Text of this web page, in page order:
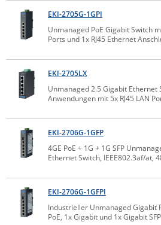
Guntermann & Drunck
High Sec Labs
HW group
IEC Lock
Ihse
Kerlink
Kramer Electronics
KVM TEC
Legrand
LigoWave
Milesight
EKI-2705G-1GPI
Unmanaged PoE Gigabit Switch
Ports und 1x RJ45 Ethernet
EKI-2705LX
Unmanaged 2.5 Gigabit Ethernet
Anwendungen mit 5x RJ45 LAN
EKI-2706G-1GFP
4GE PoE + 1G + 1G SFP
Ethernet Switch, IEEE802.3af/at,
EKI-2706G-1GFPI
Industrieller Unmanaged Gigabit
PoE, 1x Gigabit und 1x Gigabit SFP